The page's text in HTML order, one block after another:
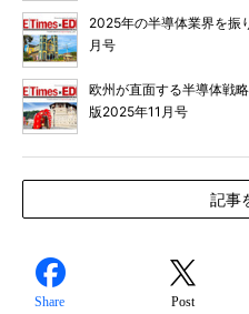
2025年の半導体業界を
月号
欧州が直面する半導体戦
版2025年11月号
記事
Share Post